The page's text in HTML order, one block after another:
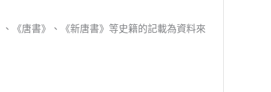
《唐書》、《新唐書》等史籍的記載為資料來